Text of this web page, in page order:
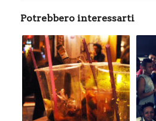
Potrebbero interessarti